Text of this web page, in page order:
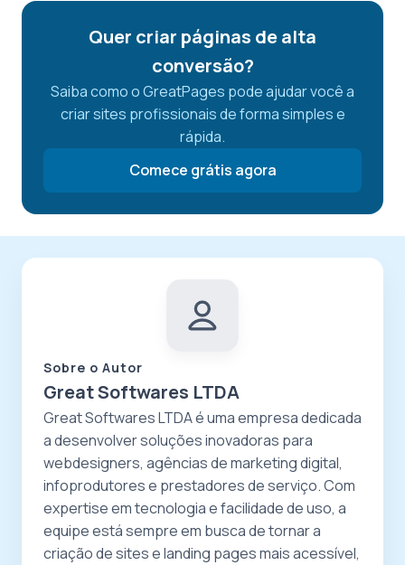
Quer criar páginas de alta
conversão?
Saiba como o GreatPages pode ajudar você a
criar sites profissionais de forma simples e
rápida.
Comece grátis agora
Sobre o Autor
Great Softwares LTDA
Great Softwares LTDA é uma empresa dedicada
a desenvolver soluções inovadoras para
webdesigners, agências de marketing digital,
infoprodutores e prestadores de serviço. Com
expertise em tecnologia e facilidade de uso, a
equipe está sempre em busca de tornar a
criação de sites e landing pages mais acessível,